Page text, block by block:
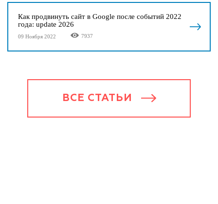
Как продвинуть сайт в Google после событий 2022
года: update 2026
09 Ноября 2022 7937
ВСЕ СТАТЬИ